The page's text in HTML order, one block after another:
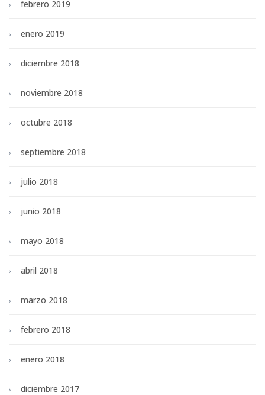
febrero 2019
enero 2019
diciembre 2018
noviembre 2018
octubre 2018
septiembre 2018
julio 2018
junio 2018
mayo 2018
abril 2018
marzo 2018
febrero 2018
enero 2018
diciembre 2017